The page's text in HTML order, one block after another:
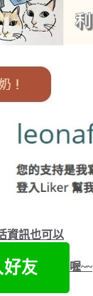
資訊也可以
喔~~